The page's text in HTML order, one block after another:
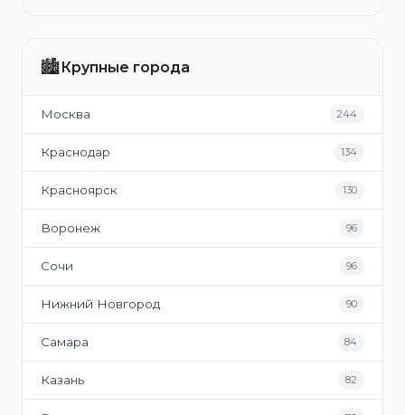
🏙️Крупные города
Москва 244
Краснодар 134
Красноярск 130
Воронеж 96
Сочи 96
Нижний Новгород 90
Самара 84
Казань 82